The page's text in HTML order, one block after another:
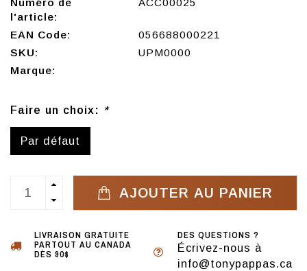
Numéro de
l'article:
ACC00025
EAN Code:
056688000221
SKU:
UPM0000
Marque:
Faire un choix: *
Par défaut
AJOUTER AU PANIER
LIVRAISON GRATUITE
PARTOUT AU CANADA
DÈS 90$
DES QUESTIONS ?
Écrivez-nous à
info@tonypappas.ca